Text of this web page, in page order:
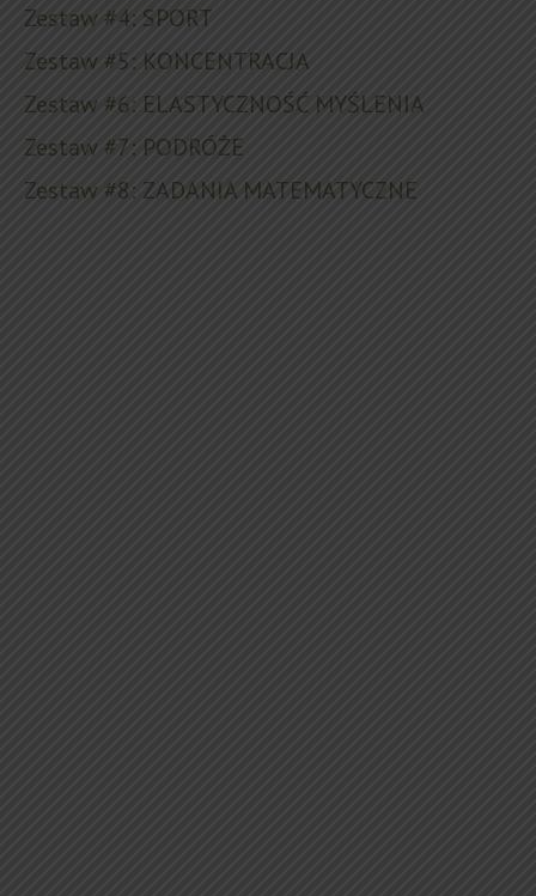
Zestaw #4: SPORT
Zestaw #5: KONCENTRACJA
Zestaw #6: ELASTYCZNOŚĆ MYŚLENIA
Zestaw #7: PODRÓŻE
Zestaw #8: ZADANIA MATEMATYCZNE